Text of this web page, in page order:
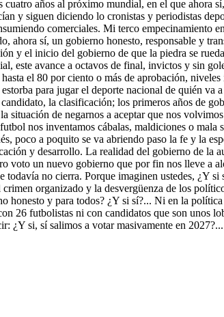
años al próximo mundial, en el que ahora
y siguen diciendo lo cronistas y periodistas
comerciales. Mi terco empecinamiento
ahora sí, un gobierno honesto, responsable y
y el inicio del gobierno de que la piedra se
este avance a octavos de final, invictos y sin
el 80 por ciento o más de aprobación,
para jugar el deporte nacional de quién
la clasificación; los primeros años de
de negarnos a aceptar que nos
nos inventamos cábalas, maldiciones o
poco a poquito se va abriendo paso la fe y la
y desarrollo. La realidad del gobierno de la
un nuevo gobierno que por fin nos lleve a
no cierra. Porque imaginen ustedes, ¿Y
organizado y la desvergüenza de los
honesto y para todos? ¿Y si sí?... Ni en la
26 futbolistas ni con candidatos que son unos
¿Y si, sí salimos a votar masivamente en 2027?...